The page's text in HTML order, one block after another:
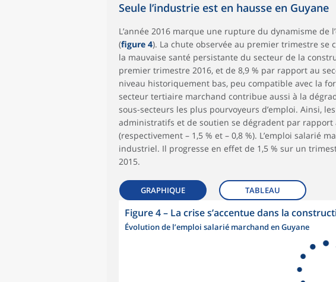
Seule l’industrie est en hausse en Guyane
L’année 2016 marque une rupture du dynamisme de
(figure 4). La chute observée au premier trimestre se
la mauvaise santé persistante du secteur de la
premier trimestre 2016, et de 8,9 % par rapport au
niveau historiquement bas, peu compatible avec la
secteur tertiaire marchand contribue aussi à la
sous-secteurs les plus pourvoyeurs d’emploi. Ainsi,
administratifs et de soutien se dégradent par
(respectivement – 1,5 % et – 0,8 %). L’emploi salarié
industriel. Il progresse en effet de 1,5 % sur un
2015.
GRAPHIQUE TABLEAU
Figure 4– La crise s’accentue dans la
Évolution de l’emploi salarié marchand en Guyane